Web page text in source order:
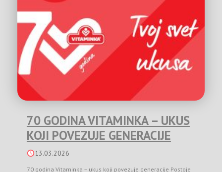
70 GODINA VITAMINKA – UKUS
KOJI POVEZUJE GENERACIJE
13.03.2026
70 godina Vitaminka – ukus koji povezuje generacije Postoje